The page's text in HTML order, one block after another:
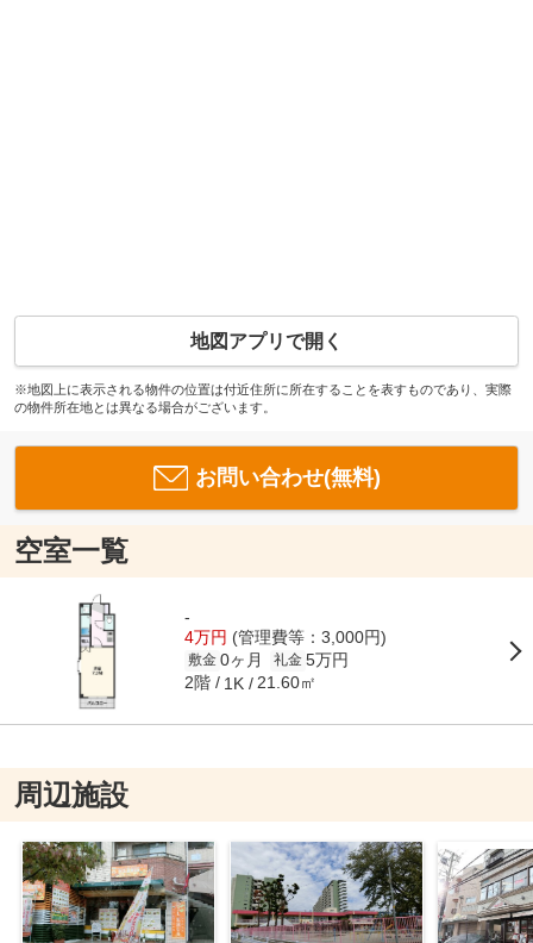
地図アプリで開く
※地図上に表示される物件の位置は付近住所に所在することを表すものであり、実際
の物件所在地とは異なる場合がございます。
お問い合わせ(無料)
空室一覧
-
4万円 (管理費等：3,000円)
敷金 0ヶ月 礼金 5万円
2階 1K 21.60㎡
周辺施設